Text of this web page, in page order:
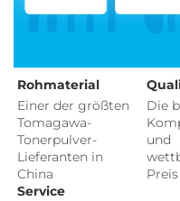
Rohmaterial
Einer der größten
Tomagawa-
Tonerpulver-
Lieferanten in
China
Die
Preis
Service